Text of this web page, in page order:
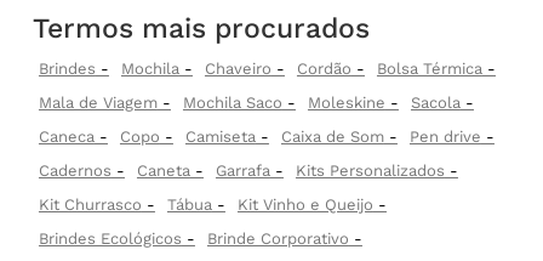
Termos mais procurados
Brindes Mochila Chaveiro Cordão
Bolsa Térmica
Mala de Viagem
Mochila Saco Moleskine
Sacola
Caneca
Copo Camiseta Caixa de Som
Pen drive
Cadernos
Caneta Garrafa
Kits Personalizados
Kit Churrasco
Tábua
Kit Vinho e Queijo
Brindes Ecológicos
Brinde Corporativo